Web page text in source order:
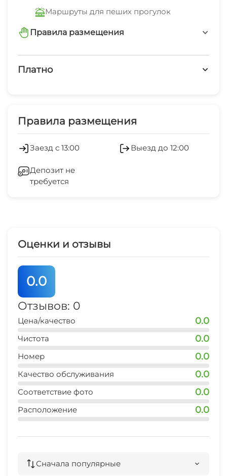
Маршруты для пеших прогулок
Правила размещения
запрещено курить в номерах
Платно
Прачечная
Правила размещения
Заезд с 13:00 Выезд до 12:00
Депозит не
требуется
Оценки и отзывы
0.0
Отзывов: 0
Цена/качество 0.0
Чистота 0.0
Номер 0.0
Качество обслуживания 0.0
Соответствие фото 0.0
Расположение 0.0
Сначала популярные